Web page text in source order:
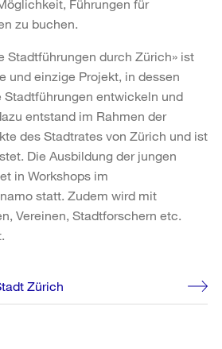
Führungen für
zu buchen.
Stadtführungen durch Zürich» ist
und einzige Projekt, in dessen
Stadtführungen entwickeln und
entstand im Rahmen der
des Stadtrates von Zürich und ist
Die Ausbildung der jungen
in Workshops im
statt. Zudem wird mit
Vereinen, Stadtforschern etc.
Zürich